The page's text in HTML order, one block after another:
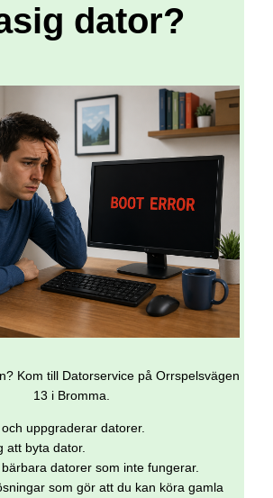
dator?
Kom till Datorservice på Orrspelsvägen
13 i Bromma.
uppgraderar datorer.
att byta dator.
datorer som inte fungerar.
som gör att du kan köra gamla